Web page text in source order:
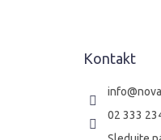
Kontakt
info@
02 333